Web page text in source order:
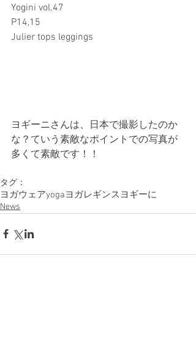
Yogini vol.47
P14,15
Julier tops leggings
ヨギーニさんは、日本で撮影したのか
な？ていう素敵なポイントでの写真が
多くて素敵です！！
タグ：
ヨガウェアyogaヨガレギンス ヨギーに
News